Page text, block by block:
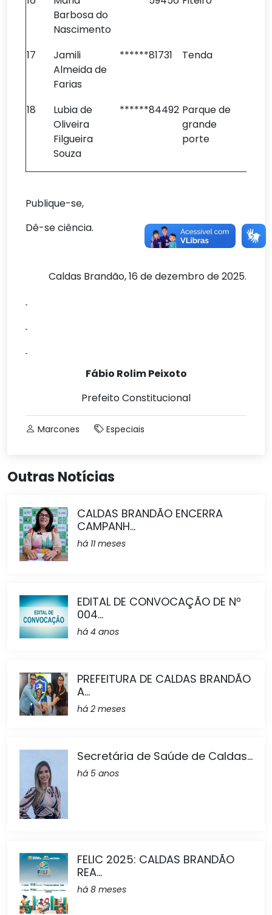
Barbosa do
Nascimento
17
Jamili
Almeida de
Farias
******81731 Tenda
18
Lubia de
Oliveira
Filgueira
Souza
******84492 Parque de
grande
porte
Publique-se,
Dê-se ciência.
Caldas Brandão, 16 de dezembro de 2025.
Fábio Rolim Peixoto
Prefeito Constitucional
Marcones Especiais
Outras Notícias
CALDAS BRANDÃO ENCERRA
CAMPANH...
há 11 meses
EDITAL DE CONVOCAÇÃO DE Nº
004...
há 4 anos
PREFEITURA DE CALDAS BRANDÃO
A...
há 2 meses
Secretária de Saúde de Caldas...
há 5 anos
FELIC 2025: CALDAS BRANDÃO
REA...
há 8 meses